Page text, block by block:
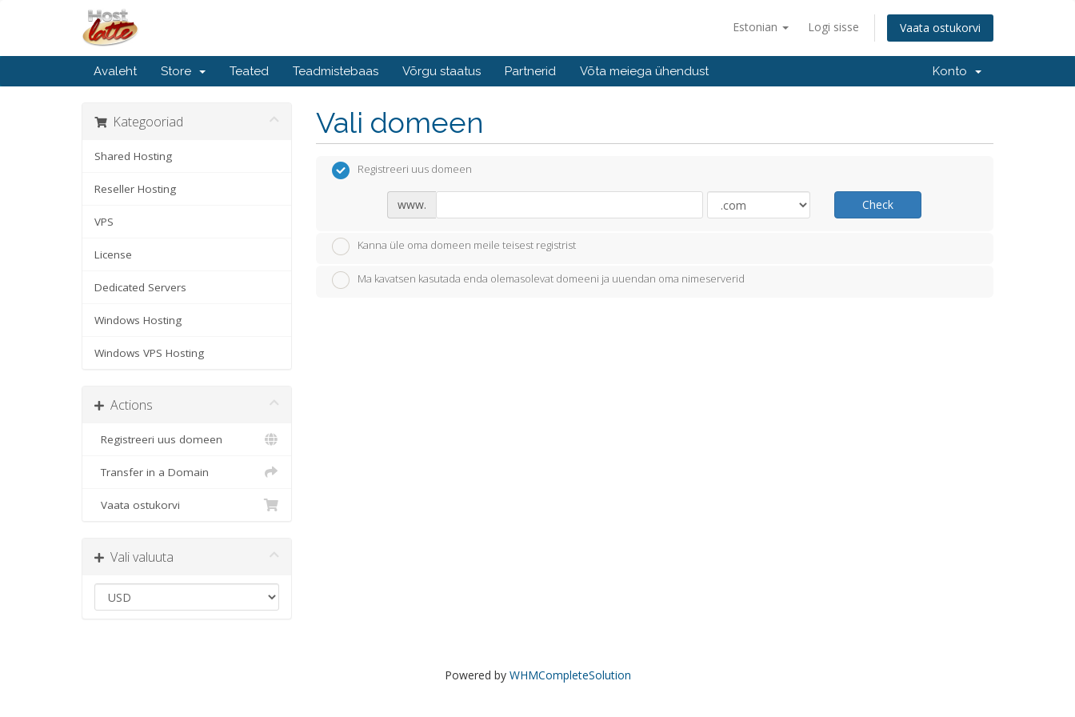
Estonian Logi sisse Vaata ostukorvi
Avaleht Store Teated Teadmistebaas Võrgu staatus Partnerid Võta meiega ühendust Konto
Kategooriad
Shared Hosting
Reseller Hosting
VPS
License
Dedicated Servers
Windows Hosting
Windows VPS Hosting
Actions
Registreeri uus domeen
Transfer in a Domain
Vaata ostukorvi
Vali valuuta
Vali domeen
Registreeri uus domeen
www. Check
Kanna üle oma domeen meile teisest registrist
Ma kavatsen kasutada enda olemasolevat domeeni ja uuendan oma nimeserverid
Powered by WHMCompleteSolution